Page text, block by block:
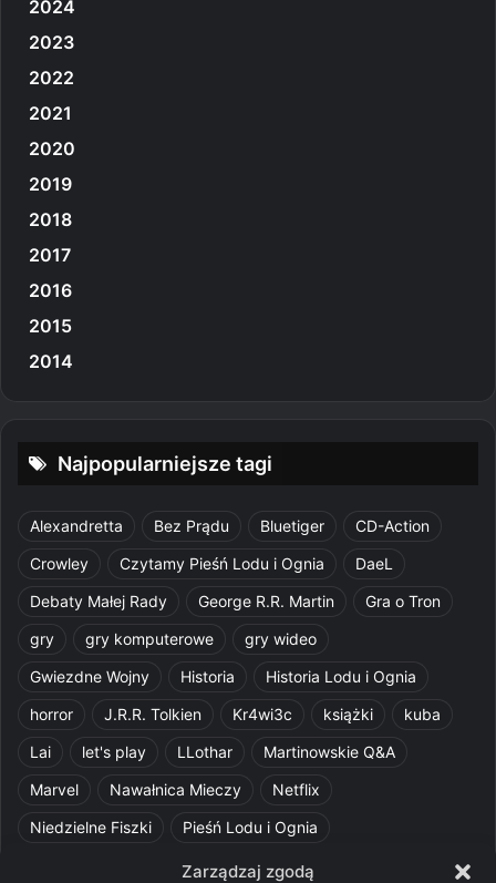
Zarządzaj zgodą
2024
2023
2022
2021
2020
2019
2018
2017
2016
2015
2014
Najpopularniejsze tagi
Alexandretta Bez Prądu Bluetiger
CD-Action
Crowley
Czytamy Pieśń Lodu i Ognia
DaeL
Debaty Małej Rady
George R.R. Martin
Gra o Tron
gry
gry komputerowe
gry wideo
Gwiezdne Wojny
Historia
Historia Lodu i Ognia
horror
J.R.R. Tolkien Kr4wi3c książki
kuba
Lai
let's play LLothar
Martinowskie Q&A
Marvel
Nawałnica Mieczy
Netflix
Niedzielne Fiszki
Pieśń Lodu i Ognia
Pquelim Pytania do maesterów